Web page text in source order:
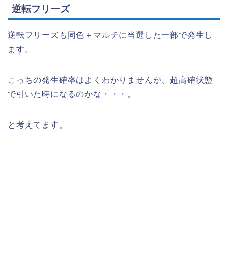
逆転フリーズ
逆転フリーズも同色＋マルチに当選した一部で発生し
ます。
こっちの発生確率はよくわかりませんが、超高確状態
で引いた時になるのかな・・・。
と考えてます。